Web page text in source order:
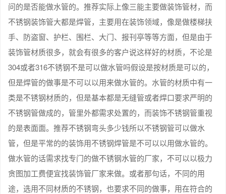
问的是否能做水管的。推荐实际上像三能主要做装饰管材，而
不锈钢装饰管大都是焊管，主要用在装饰领域，像是做楼梯扶
手、防盗窗、护栏、围栏、大门、报刊亭等等方面，但是由于
装饰管材质很多，就会有很多的客户说这样好的材质，不论是
304或者316不锈钢不是可以做水管吗假设是按材质是可以的，
但是焊管的做事是不可以以用来做水管的。水管的材质中有一
类是不锈钢材质的，但是基本都是无缝管或者焊口要求严明的
不锈钢管做成的，管里外都需求处置的，而装饰不锈钢管重视
的是表面面。推荐不锈钢弯头多少钱所以不锈钢管可以做水
管，但是平常的的装饰用不锈钢焊管是不可以以用做水管的。
做水管的话需求找专门的做不锈钢水管的厂家，不可以以极力
贪图加工费便宜找装饰管厂家来做。或者那句话，不同的用
途，选用不同材质的不锈钢，也要求不同的做事，用在符合的